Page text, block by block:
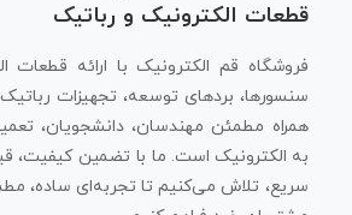
قطعات الکترونیک و رباتیک
فروشگاه قم الکترونیک با ارائه قطعات
سنسورها، بردهای توسعه، تجهیزات
همراه مطمئن مهندسان، دانشجویان،
به الکترونیک است. ما با تضمین کیفیت،
سریع، تلاش می‌کنیم تا تجربه‌ای ساده،